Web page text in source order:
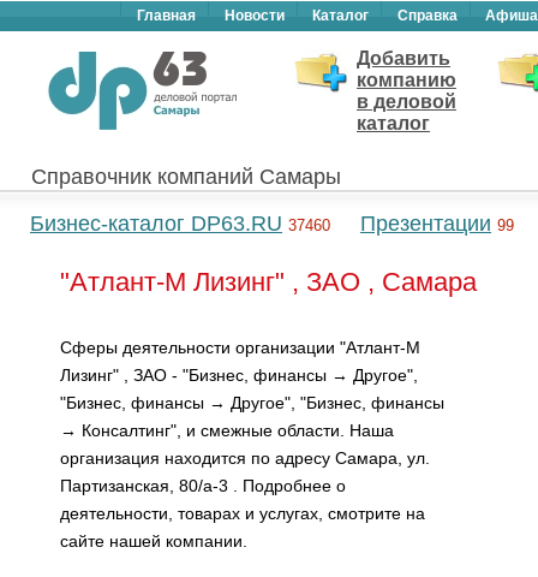
Главная Новости Каталог Справка Афиша
Добавить
компанию
в деловой
каталог
Справочник компаний Самары
Бизнес-каталог DP63.RU 37460 Презентации 99
"Атлант-М Лизинг" , ЗАО , Самара
Сферы деятельности организации "Атлант-М
Лизинг" , ЗАО - "Бизнес, финансы → Другое",
"Бизнес, финансы → Другое", "Бизнес, финансы
→ Консалтинг", и смежные области. Наша
организация находится по адресу Самара, ул.
Партизанская, 80/а-3 . Подробнее о
деятельности, товарах и услугах, смотрите на
сайте нашей компании.